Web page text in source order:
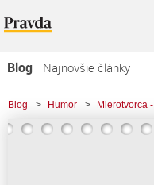
Blog
Najnovšie články
Najčítanejšie články
Najkomentovanejšie články
Blog > Humor > Mierotvorca